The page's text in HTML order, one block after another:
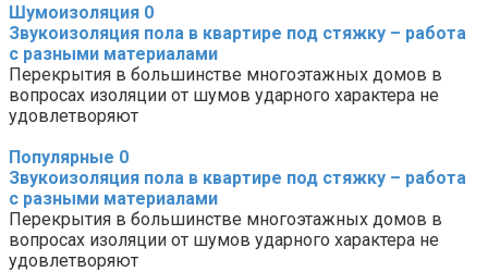
Шумоизоляция 0
Звукоизоляция пола в квартире под стяжку – работа
с разными материалами
Перекрытия в большинстве многоэтажных домов в
вопросах изоляции от шумов ударного характера не
удовлетворяют
Популярные 0
Звукоизоляция пола в квартире под стяжку – работа
с разными материалами
Перекрытия в большинстве многоэтажных домов в
вопросах изоляции от шумов ударного характера не
удовлетворяют